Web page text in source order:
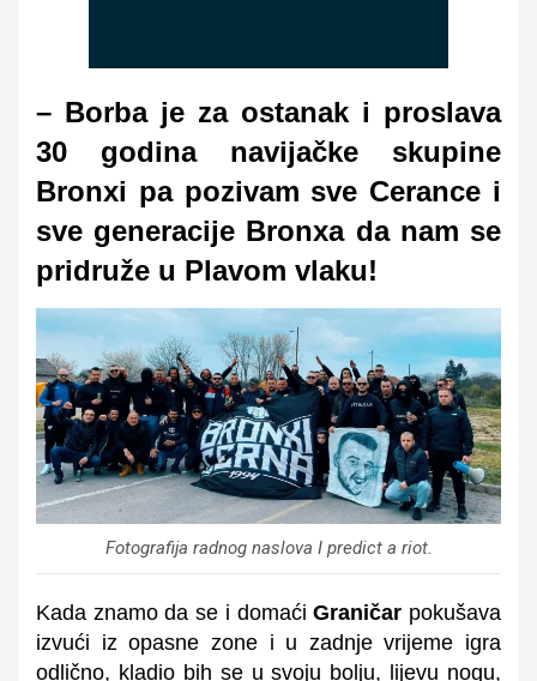
– Borba je za ostanak i proslava
30 godina navijačke skupine
Bronxi pa pozivam sve Cerance i
sve generacije Bronxa da nam se
pridruže u Plavom vlaku!
Fotografija radnog naslova I predict a riot.
Kada znamo da se i domaćiGraničar pokušava
izvući iz opasne zone i u zadnje vrijeme igra
odlično, kladio bih se u svoju bolju, lijevu nogu,